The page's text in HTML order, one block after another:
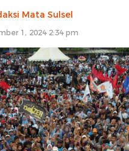
Mata Sulsel
1, 2024 2:34 pm